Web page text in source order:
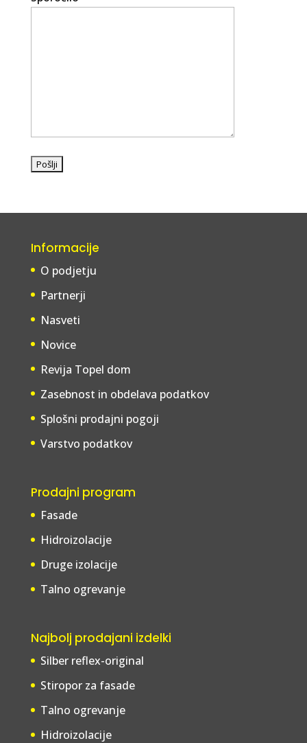
Informacije
O podjetju
Partnerji
Nasveti
Novice
Revija Topel dom
Zasebnost in obdelava podatkov
Splošni prodajni pogoji
Varstvo podatkov
Prodajni program
Fasade
Hidroizolacije
Druge izolacije
Talno ogrevanje
Najbolj prodajani izdelki
Silber reflex-original
Stiropor za fasade
Talno ogrevanje
Hidroizolacije